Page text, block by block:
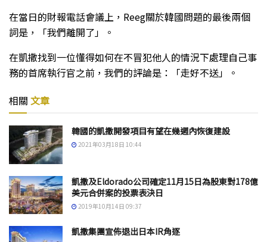
在當日的財報電話會議上，Reeg關於韓國問題的最後兩個
詞是，「我們離開了」。
在凱撒找到一位懂得如何在不冒犯他人的情況下處理自己事
務的首席執行官之前，我們的評論是：「走好不送」。
相關 文章
韓國的凱撒開發項目有望在幾週內恢復建設
2021年03月18日 10:44
凱撒及Eldorado公司確定11月15日為股東對178億
美元合併案的投票表決日
2019年10月14日 09:37
凱撒集團宣佈退出日本IR角逐